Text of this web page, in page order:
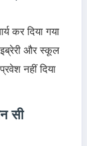
कर दिया गया
और स्कूल
नहीं दिया
सी